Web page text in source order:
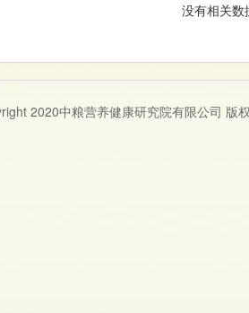
没有相关数
2020中粮营养健康研究院有限公司 版